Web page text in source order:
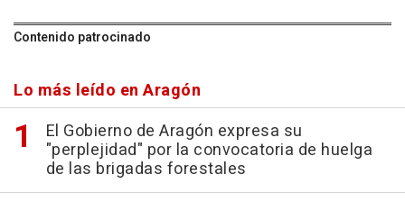
Contenido patrocinado
Lo más leído en Aragón
El Gobierno de Aragón expresa su
"perplejidad" por la convocatoria de huelga
de las brigadas forestales